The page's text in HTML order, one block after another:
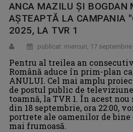
ANCA MAZILU ȘI BOGDAN
AŞTEAPTĂ LA CAMPANIA
2025, LA TVR 1
publicat: miercuri, 17 septembrie
Pentru al treilea an
Română aduce în prim-plan
ANULUI. Cel mai amplu
de postul public de
toamnă, la TVR 1. În acest
din 18 septembrie, ora 22:00,
portrete ale oamenilor de bine
mai frumoasă.